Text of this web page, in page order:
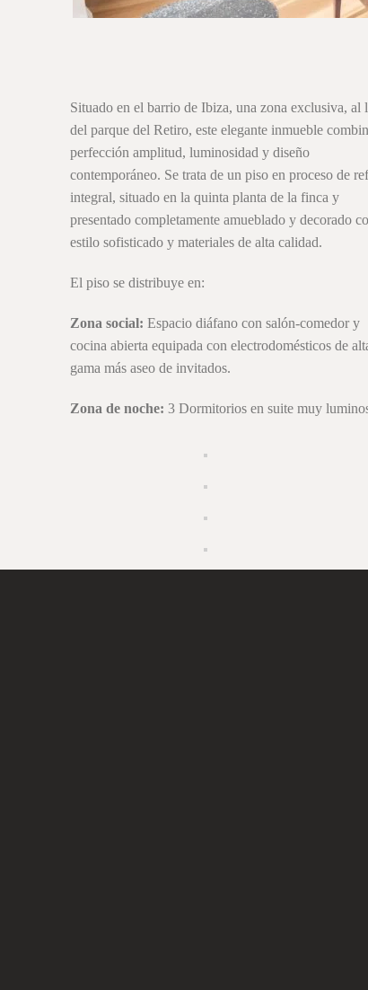
Situado en el barrio de Ibiza, una zona exclusiva, al
del parque del Retiro, este elegante inmueble
perfección amplitud, luminosidad y diseño
contemporáneo. Se trata de un piso en proceso de
integral, situado en la quinta planta de la finca y
presentado completamente amueblado y decorado
estilo sofisticado y materiales de alta calidad.
El piso se distribuye en:
Zona social: Espacio diáfano con salón-comedor y
cocina abierta equipada con electrodomésticos de
gama más aseo de invitados.
Zona de noche: 3 Dormitorios en suite muy